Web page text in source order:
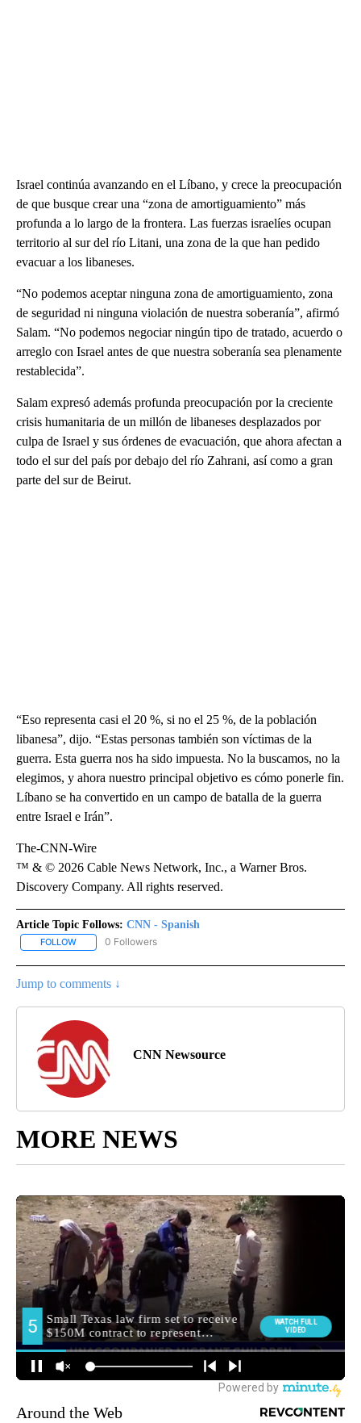
Israel continúa avanzando en el Líbano, y crece la preocupación
de que busque crear una “zona de amortiguamiento” más
profunda a lo largo de la frontera. Las fuerzas israelíes ocupan
territorio al sur del río Litani, una zona de la que han pedido
evacuar a los libaneses.
“No podemos aceptar ninguna zona de amortiguamiento, zona
de seguridad ni ninguna violación de nuestra soberanía”, afirmó
Salam. “No podemos negociar ningún tipo de tratado, acuerdo o
arreglo con Israel antes de que nuestra soberanía sea plenamente
restablecida”.
Salam expresó además profunda preocupación por la creciente
crisis humanitaria de un millón de libaneses desplazados por
culpa de Israel y sus órdenes de evacuación, que ahora afectan a
todo el sur del país por debajo del río Zahrani, así como a gran
parte del sur de Beirut.
“Eso representa casi el 20 %, si no el 25 %, de la población
libanesa”, dijo. “Estas personas también son víctimas de la
guerra. Esta guerra nos ha sido impuesta. No la buscamos, no la
elegimos, y ahora nuestro principal objetivo es cómo ponerle fin.
Líbano se ha convertido en un campo de batalla de la guerra
entre Israel e Irán”.
The-CNN-Wire
™ & © 2026 Cable News Network, Inc., a Warner Bros.
Discovery Company. All rights reserved.
Article Topic Follows: CNN - Spanish
FOLLOW FOLLOW "CNN - SPANISH" TO RECEIVE NOTIFICATIONS ABOUT
0 Followers
Jump to comments ↓
CNN Newsource
MORE NEWS
Around the Web